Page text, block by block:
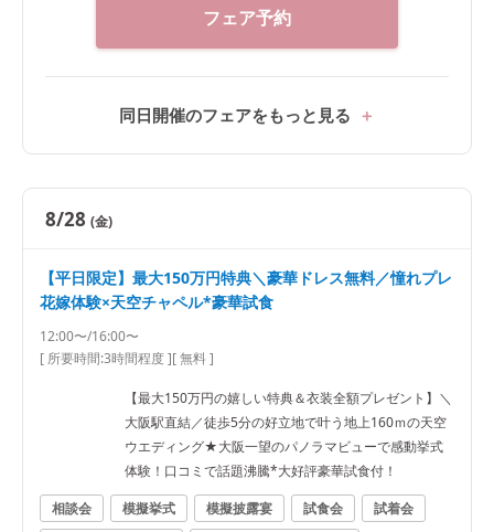
フェア予約
同日開催のフェアをもっと見る
8/28 (金)
【平日限定】最大150万円特典＼豪華ドレス無料／憧れプレ
花嫁体験×天空チャペル*豪華試食
12:00〜/16:00〜
[ 所要時間:3時間程度][ 無料 ]
【最大150万円の嬉しい特典＆衣装全額プレゼント】＼
大阪駅直結／徒歩5分の好立地で叶う地上160ｍの天空
ウエディング★大阪一望のパノラマビューで感動挙式
体験！口コミで話題沸騰*大好評豪華試食付！
相談会
模擬挙式 模擬披露宴 試食会
試着会